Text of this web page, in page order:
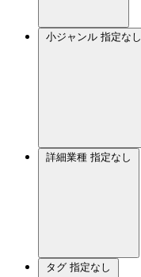
小ジャンル 指定なし
詳細業種 指定なし
タグ 指定なし